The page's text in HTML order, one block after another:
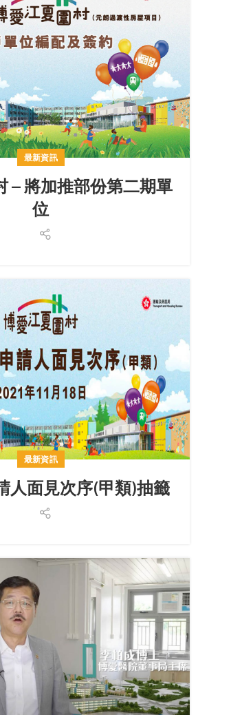
最新資訊
– 將加推部份第二期單
位
最新資訊
人面見次序(甲類)抽籤